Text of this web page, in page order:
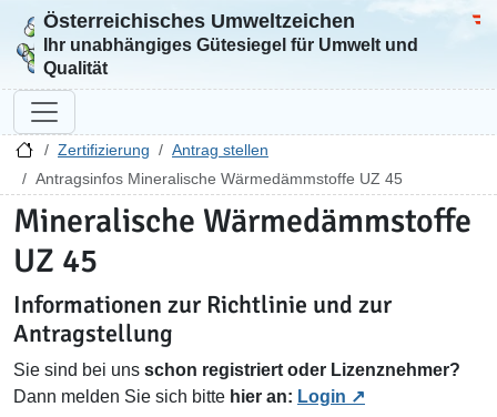
Zur Startseite
Österreichisches Umweltzeichen
Ihr unabhängiges Gütesiegel für Umwelt und
Qualität
Zertifizierung
Antrag stellen
Antragsinfos Mineralische Wärmedämmstoffe UZ 45
Mineralische Wärmedämmstoffe
UZ 45
Informationen zur Richtlinie und zur
Antragstellung
Sie sind bei uns schon registriert oder Lizenznehmer?
Dann melden Sie sich bitte hier an: Login